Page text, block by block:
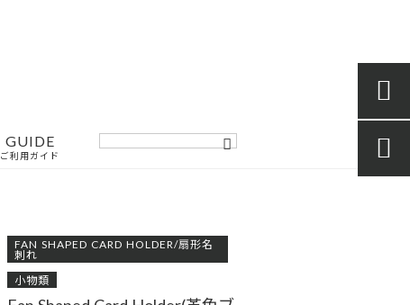
GUIDE
ご利用ガイド
FAN SHAPED CARD HOLDER/扇形名
刺れ
小物類

